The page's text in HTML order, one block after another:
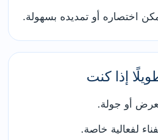
اختصاره أو تمديده بسهولة.
إذا كنت
أو جولة.
لفعالية خاصة.